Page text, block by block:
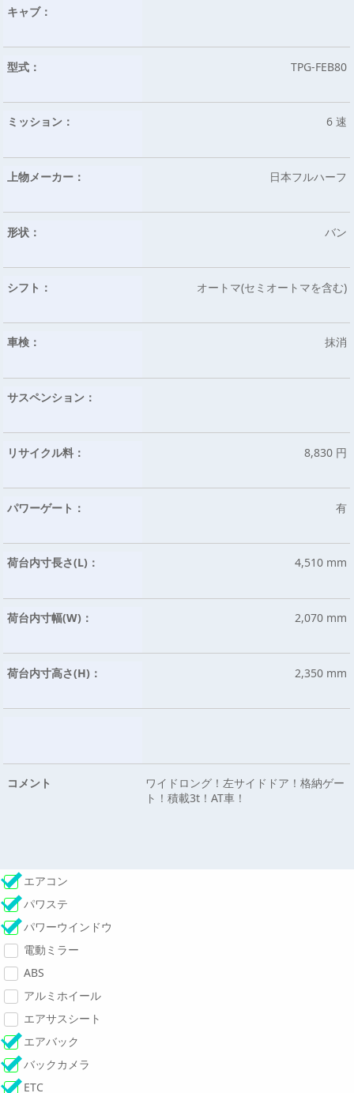
キャブ：
型式： TPG-FEB80
ミッション： 6 速
上物メーカー： 日本フルハーフ
形状： バン
シフト： オートマ(セミオートマを含む)
車検： 抹消
サスペンション：
リサイクル料： 8,830 円
パワーゲート： 有
荷台内寸長さ(L)： 4,510 mm
荷台内寸幅(W)： 2,070 mm
荷台内寸高さ(H)： 2,350 mm
コメント
ワイドロング！左サイドドア！格納ゲー
ト！積載3t！AT車！
エアコン
パワステ
パワーウインドウ
電動ミラー
ABS
アルミホイール
エアサスシート
エアバック
バックカメラ
ETC